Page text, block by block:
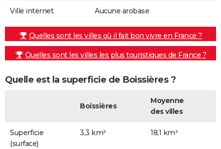
Ville internet Aucune arobase
Quelles sont les villes où il fait bon vivre en France ?
Quelles sont les villes les plus touristiques de France ?
Quelle est la superficie de Boissières ?
Boissières
Moyenne
des villes
Superficie
(surface)
3,3 km² 18,1 km²